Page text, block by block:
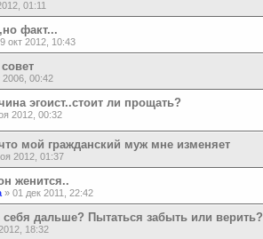
01:11
факт...
окт 2012, 10:43
2006, 00:42
эгоист..стоит ли прощать?
2012, 00:32
мой гражданский муж мне изменяет
2012, 01:37
женится..
» 01 дек 2011, 22:42
себя дальше? Пытаться забыть или верить?
18:32